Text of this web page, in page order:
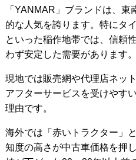
「YANMAR」ブランドは、
的な人気を誇ります。特にタ
といった稲作地帯では、信頼
わず安定した需要があります。
現地では販売網や代理店ネッ
アフターサービスを受けやす
理由です。
海外では「赤いトラクター」
知度の高さが中古車価格を押